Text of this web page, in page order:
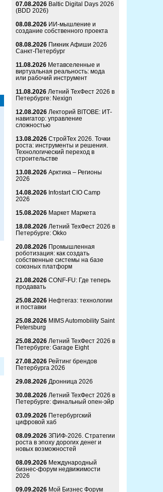
07.08.2026 Baltic Digital Days 2026
(BDD 2026)
08.08.2026 ИИ-мышление и
создание собственного проекта
08.08.2026 Пикник Афиши 2026
Санкт-Петербург
11.08.2026 Метавселенные и
виртуальная реальность: мода
или рабочий инструмент
11.08.2026 Летний ТехФест 2026 в
Петербурге: Nexign
12.08.2026 Лекторий BITOBE: ИТ-
навигатор: управление
сложностью
13.08.2026 СтройТех 2026. Точки
роста: инструменты и решения.
Технологический переход в
строительстве
13.08.2026 Арктика – Регионы
2026
14.08.2026 Infostart CIO Camp
2026
15.08.2026 Маркет Маркета
18.08.2026 Летний ТехФест 2026 в
Петербурге: Okko
20.08.2026 Промышленная
роботизация: как создать
собственные системы на базе
союзных платформ
21.08.2026 CONF-FU: Где теперь
продавать
25.08.2026 Нефтегаз: технологии
и поставки
25.08.2026 MIMS Automobility Saint
Petersburg
25.08.2026 Летний ТехФест 2026 в
Петербурге: Garage Eight
27.08.2026 Рейтинг брендов
Петербурга 2026
29.08.2026 Дронница 2026
30.08.2026 Летний ТехФест 2026 в
Петербурге: финальный опен-эйр
03.09.2026 Петербургский
цифровой хаб
08.09.2026 ЗПИФ-2026. Стратегии
роста в эпоху дорогих денег и
новых возможностей
08.09.2026 Международный
бизнес-форум недвижимости
2026
09.09.2026 Мой Бизнес Форум